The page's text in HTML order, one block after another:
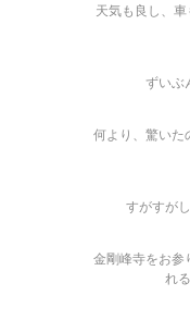
天気も良し、
ずいぶ
何より、驚いた
すがすが
金剛峰寺をお参
れ